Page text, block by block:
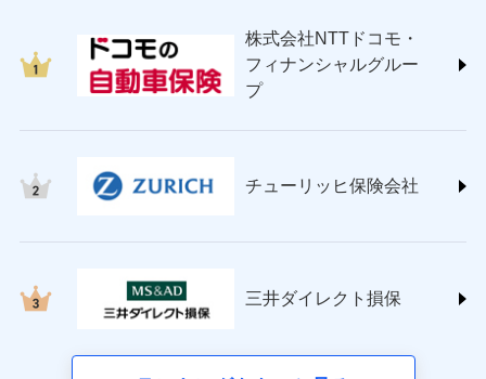
ＳＯＭＰＯダイレクト損害保険株式会社
(https://www.sompo-direct.co.jp/)
チューリッヒ保険会社 (https://www.zurich.co.jp/)
(https://www.nisshinfire.co.jp/)
(https://www.petfamilyins.co.jp/)
ins.com/)
三井ダイレクト損害保険株式会社
株式会社NTTドコモ・
フィナンシャルグルー
プ
チューリッヒ保険会社
三井ダイレクト損保